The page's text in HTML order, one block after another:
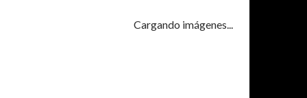
Cargando imágenes...